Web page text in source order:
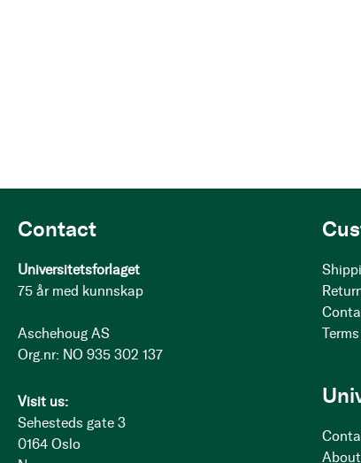
Contact
Universitetsforlaget
75 år med kunnskap
Aschehoug AS
Org.nr: NO 935 302 137
Visit us:
Sehesteds gate 3
0164 Oslo